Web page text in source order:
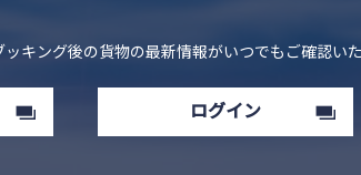
ッキング後の貨物の最新情報がいつでもご確認いた
ログイン